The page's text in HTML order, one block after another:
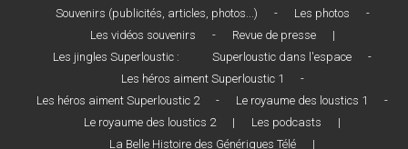
Souvenirs (publicités, articles, photos...)
- Les photos
-
Les vidéos souvenirs
- Revue de presse
|
Les jingles Superloustic :
Superloustic dans l'espace
-
Les héros aiment Superloustic 1
-
Les héros aiment Superloustic 2
- Le royaume des loustics 1
-
Le royaume des loustics 2
| Les podcasts
|
La Belle Histoire des Génériques Télé
|